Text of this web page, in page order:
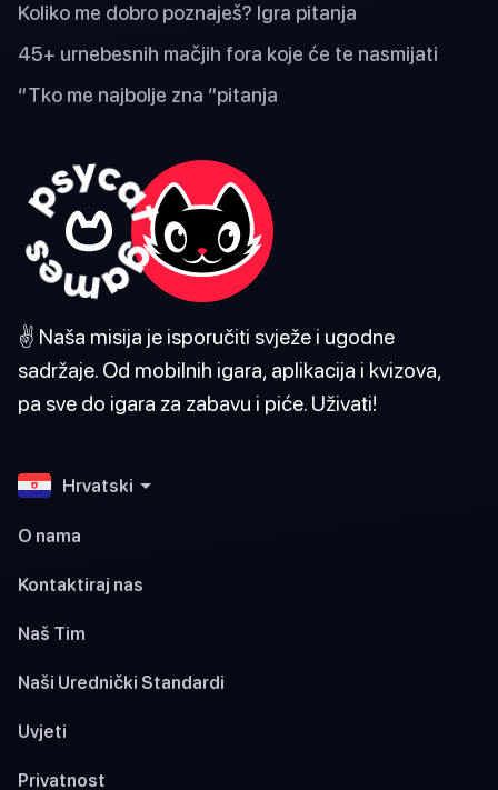
Koliko me dobro poznaješ? Igra pitanja
45+ urnebesnih mačjih fora koje će te nasmijati
“Tko me najbolje zna ”pitanja
✌️ Naša misija je isporučiti svježe i ugodne
sadržaje. Od mobilnih igara, aplikacija i kvizova,
pa sve do igara za zabavu i piće. Uživati!
Hrvatski
O nama
Kontaktiraj nas
Naš Tim
Naši Urednički Standardi
Uvjeti
Privatnost